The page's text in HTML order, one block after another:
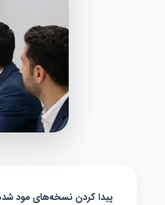
پیدا کردن نسخه‌های مود